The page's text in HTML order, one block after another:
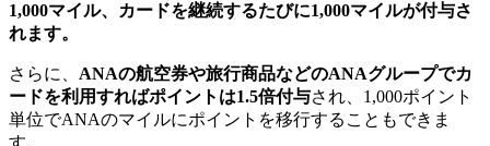
1,000マイル、カードを継続するたびに1,000マイルが付与さ
れます。
さらに、 ANAの航空券や旅行商品などのANAグループでカ
ードを利用すればポイントは1.5倍付与され、1,000ポイント
単位でANAのマイルにポイントを移行することもできま